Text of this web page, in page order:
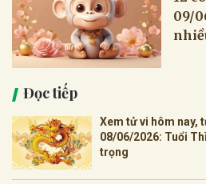
09/
Đọc tiếp
Xem tử vi hôm nay,
08/06/2026: Tuổi
trọng